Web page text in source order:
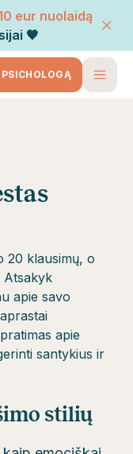
eur nuolaidą
🧡
20 klausimų, o
Atsakyk
apie savo
apie
santykius ir
stilių